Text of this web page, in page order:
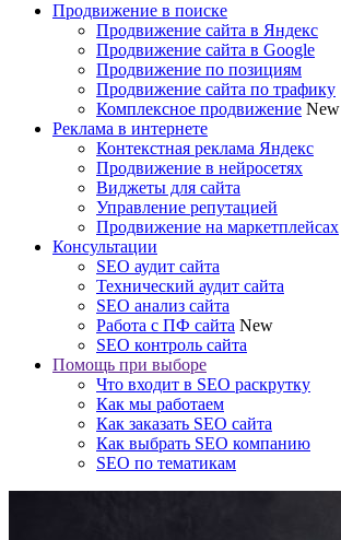
Продвижение в поиске
Продвижение сайта в Яндекс
Продвижение сайта в Google
Продвижение по позициям
Продвижение сайта по трафику
Комплексное продвижение New
Реклама в интернете
Контекстная реклама Яндекс
Продвижение в нейросетях
Виджеты для сайта
Управление репутацией
Продвижение на маркетплейсах
Консультации
SEO аудит сайта
Технический аудит сайта
SEO анализ сайта
Работа с ПФ сайта New
SEO контроль сайта
Помощь при выборе
Что входит в SEO раскрутку
Как мы работаем
Как заказать SEO сайта
Как выбрать SEO компанию
SEO по тематикам